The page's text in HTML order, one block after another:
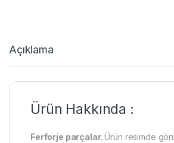
Açıklama
Ürün Hakkında :
Ferforje parçalar.Ürün resimde